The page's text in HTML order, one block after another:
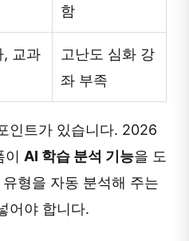
함
, 교과
고난도 심화 강
좌 부족
인트가 있습니다. 2026
이 AI 학습 분석 기능을 도
형을 자동 분석해 주는
어야 합니다.